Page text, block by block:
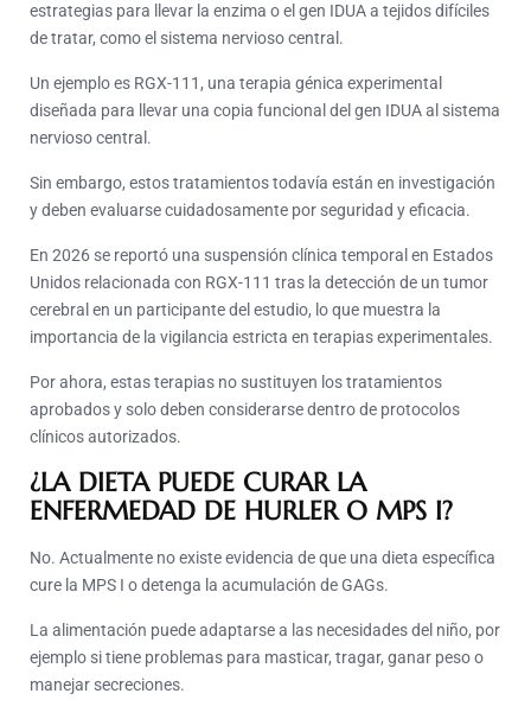
estrategias para llevar la enzima o el gen IDUA a tejidos difíciles
de tratar, como el sistema nervioso central.
Un ejemplo es RGX-111, una terapia génica experimental
diseñada para llevar una copia funcional del gen IDUA al sistema
nervioso central.
Sin embargo, estos tratamientos todavía están en investigación
y deben evaluarse cuidadosamente por seguridad y eficacia.
En 2026 se reportó una suspensión clínica temporal en Estados
Unidos relacionada con RGX-111 tras la detección de un tumor
cerebral en un participante del estudio, lo que muestra la
importancia de la vigilancia estricta en terapias experimentales.
Por ahora, estas terapias no sustituyen los tratamientos
aprobados y solo deben considerarse dentro de protocolos
clínicos autorizados.
¿LA DIETA PUEDE CURAR LA
ENFERMEDAD DE HURLER O MPS I?
No. Actualmente no existe evidencia de que una dieta específica
cure la MPS I o detenga la acumulación de GAGs.
La alimentación puede adaptarse a las necesidades del niño, por
ejemplo si tiene problemas para masticar, tragar, ganar peso o
manejar secreciones.